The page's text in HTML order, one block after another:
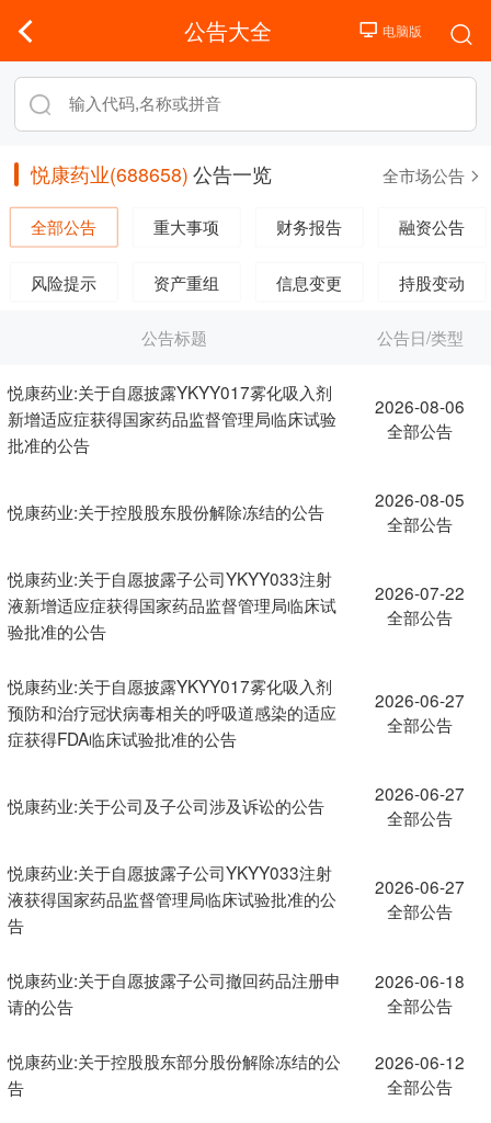
公告大全
悦康药业(688658) 公告一览 全市场公告
全部公告 重大事项 财务报告 融资公告
风险提示 资产重组 信息变更 持股变动
公告标题 公告日/类型
悦康药业:关于自愿披露YKYY017雾化吸入剂
新增适应症获得国家药品监督管理局临床试验
批准的公告
2026-08-06
全部公告
悦康药业:关于控股股东股份解除冻结的公告
2026-08-05
全部公告
悦康药业:关于自愿披露子公司YKYY033注射
液新增适应症获得国家药品监督管理局临床试
验批准的公告
2026-07-22
全部公告
悦康药业:关于自愿披露YKYY017雾化吸入剂
预防和治疗冠状病毒相关的呼吸道感染的适应
症获得FDA临床试验批准的公告
2026-06-27
全部公告
悦康药业:关于公司及子公司涉及诉讼的公告
2026-06-27
全部公告
悦康药业:关于自愿披露子公司YKYY033注射
液获得国家药品监督管理局临床试验批准的公
告
2026-06-27
全部公告
悦康药业:关于自愿披露子公司撤回药品注册申
请的公告
2026-06-18
全部公告
悦康药业:关于控股股东部分股份解除冻结的公
告
2026-06-12
全部公告